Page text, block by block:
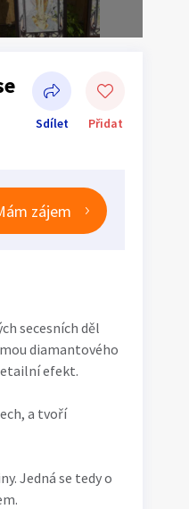
Sdílet Přidat
zájem
secesních děl
diamantového
efekt.
a tvoří
Jedná se tedy o